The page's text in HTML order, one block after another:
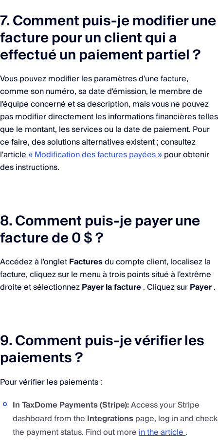
7. Comment puis-je modifier une
facture pour un client qui a
effectué un paiement partiel ?
Vous pouvez modifier les paramètres d'une facture,
comme son numéro, sa date d'émission, le membre de
l'équipe concerné et sa description, mais vous ne pouvez
pas modifier directement les informations financières telles
que le montant, les services ou la date de paiement. Pour
ce faire, des solutions alternatives existent ; consultez
l'article« Modification des factures payées »pour obtenir
des instructions.
8. Comment puis-je payer une
facture de 0 $ ?
Accédez à l'ongletFacturesdu compte client, localisez la
facture, cliquez sur le menu à trois points situé à l'extrême
droite et sélectionnezPayer la facture. Cliquez surPayer.
9. Comment puis-je vérifier les
paiements ?
Pour vérifier les paiements :
In TaxDome Payments (Stripe):Access your Stripe
dashboard from the Integrationspage, log in and check
the payment status. Find out morein the article.